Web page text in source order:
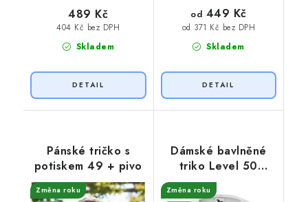
Skladem
404 Kč bez DPH
489 Kč
Skladem
od 371 Kč bez DPH
od 449 Kč
Pánské tričko s
potiskem 49 + pivo
Změna roku
Dámské bavlněné
triko Level 50
unlocked
Změna roku